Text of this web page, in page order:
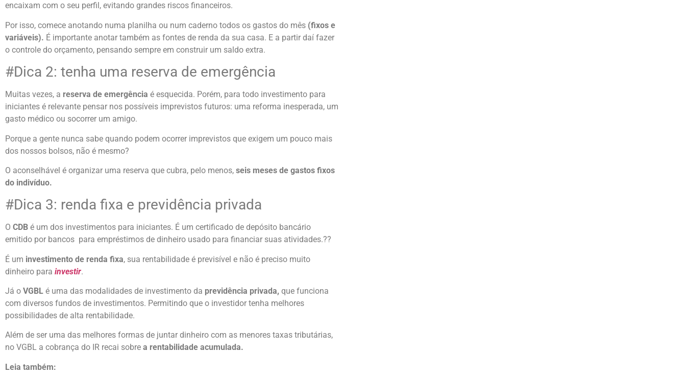
encaixam com o seu perfil, evitando grandes riscos financeiros.
Por isso, comece anotando numa planilha ou num caderno todos os gastos do mês (fixos e
variáveis). É importante anotar também as fontes de renda da sua casa. E a partir daí fazer
o controle do orçamento, pensando sempre em construir um saldo extra.
#Dica 2: tenha uma reserva de emergência
Muitas vezes, a reserva de emergência é esquecida. Porém, para todo investimento para
iniciantes é relevante pensar nos possíveis imprevistos futuros: uma reforma inesperada, um
gasto médico ou socorrer um amigo.
Porque a gente nunca sabe quando podem ocorrer imprevistos que exigem um pouco mais
dos nossos bolsos, não é mesmo?
O aconselhável é organizar uma reserva que cubra, pelo menos, seis meses de gastos fixos
do indivíduo.
#Dica 3: renda fixa e previdência privada
O CDB é um dos investimentos para iniciantes. É um certificado de depósito bancário
emitido por bancos para empréstimos de dinheiro usado para financiar suas atividades.??
É um investimento de renda fixa, sua rentabilidade é previsível e não é preciso muito
dinheiro para investir.
Já o VGBL é uma das modalidades de investimento da previdência privada, que funciona
com diversos fundos de investimentos. Permitindo que o investidor tenha melhores
possibilidades de alta rentabilidade.
Além de ser uma das melhores formas de juntar dinheiro com as menores taxas tributárias,
no VGBL a cobrança do IR recai sobre a rentabilidade acumulada.
Leia também: